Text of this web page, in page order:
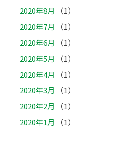
2020年8月
（1）
2020年7月
（1）
2020年6月
（1）
2020年5月
（1）
2020年4月
（1）
2020年3月
（1）
2020年2月
（1）
2020年1月
（1）